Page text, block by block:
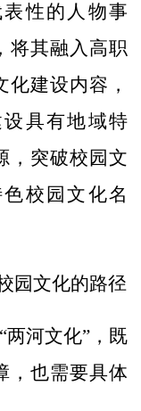
性的人物事
将其融入高职
建设内容，
具有地域特
，突破校园文
校园文化名
园文化的路径
河文化”，既
，也需要具体